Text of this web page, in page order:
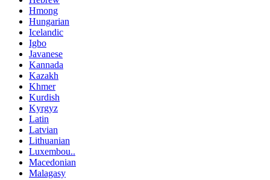
Hmong
Hungarian
Icelandic
Igbo
Javanese
Kannada
Kazakh
Khmer
Kurdish
Kyrgyz
Latin
Latvian
Lithuanian
Luxembou..
Macedonian
Malagasy